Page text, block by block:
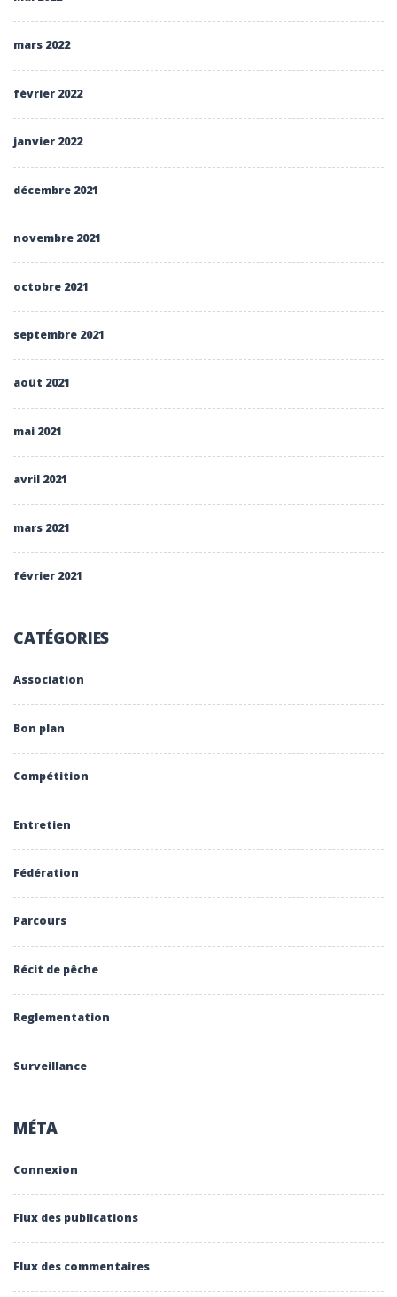
mars 2022
février 2022
janvier 2022
décembre 2021
novembre 2021
octobre 2021
septembre 2021
août 2021
mai 2021
avril 2021
mars 2021
février 2021
CATÉGORIES
Association
Bon plan
Compétition
Entretien
Fédération
Parcours
Récit de pêche
Reglementation
Surveillance
MÉTA
Connexion
Flux des publications
Flux des commentaires